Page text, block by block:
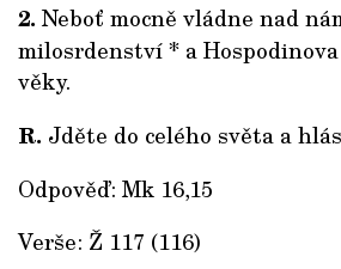
2. Neboť mocně vládne nad
milosrdenství * a
věky.
R. Jděte do celého světa a
Odpověď: Mk 16,15
Verše: Ž 117 (116)